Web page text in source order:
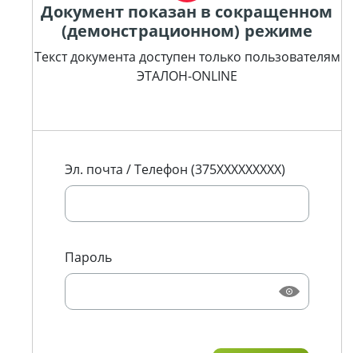
Документ показан в сокращенном
(демонстрационном) режиме
Текст документа доступен только пользователям
ЭТАЛОН-ONLINE
Эл. почта / Телефон (375XXXXXXXXX)
Пароль